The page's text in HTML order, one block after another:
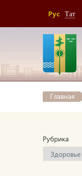
Рус Тат
Главная
Рубрика